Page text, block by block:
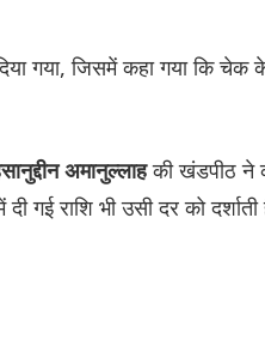
गया, जिसमें कहा गया कि चेक
अमानुल्लाहकी खंडपीठ ने
गई राशि भी उसी दर को